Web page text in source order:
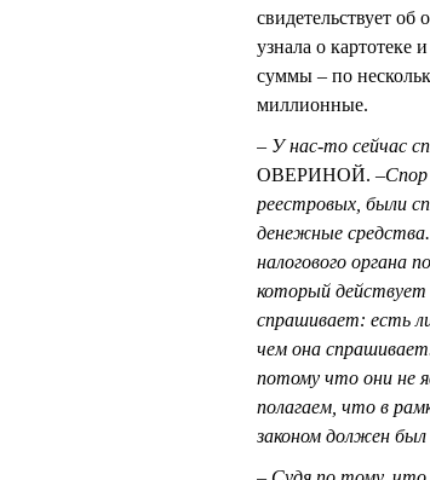
свидетельствует
узнала о картотеке
суммы – по
миллионные.
– У нас-то сейчас
ОВЕРИНОЙ. –
реестровых, были
денежные
налогового органа
который
спрашивает: есть
чем она
потому что они не
полагаем, что в
законом должен